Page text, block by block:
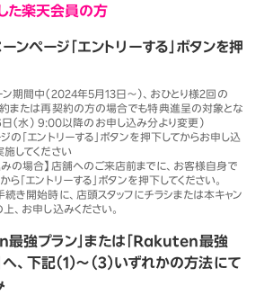
た楽天会員の方
ンページ「エントリーする」ボタンを押
期間中（2024年5月13日～）、おひとり様2回の
または再契約の方の場合でも特典進呈の対象とな
（水） 9:00以降のお申し込み分より変更）
の「エントリーする」ボタンを押下してからお申し込
してください
の場合】店舗へのご来店前までに、お客様自身で
「エントリーする」ボタンを押下してください。
き開始時に、店頭スタッフにチラシまたは本キャン
、お申し込みください。
最強プラン」または「Rakuten最強
、下記（1）～（3）いずれかの方法にて